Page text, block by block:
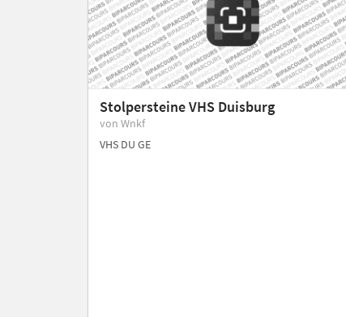
Stolpersteine VHS Duisburg
von Wnkf
VHS DU GE